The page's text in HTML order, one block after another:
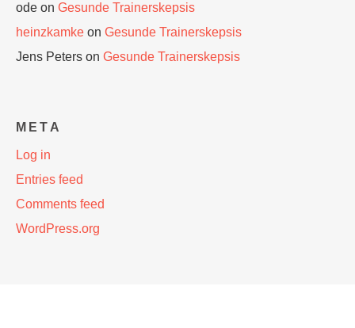
ode on Gesunde Trainerskepsis
heinzkamke on Gesunde Trainerskepsis
Jens Peters on Gesunde Trainerskepsis
META
Log in
Entries feed
Comments feed
WordPress.org